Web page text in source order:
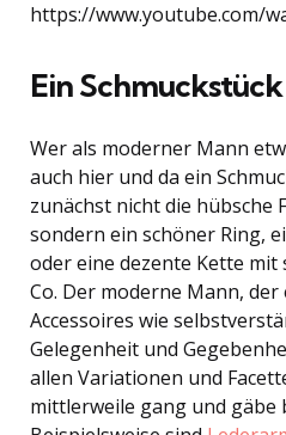
https://www.youtube.com/
Ein
Wer als moderner Mann
auch hier und da ein
zunächst nicht die hübsche
sondern ein schöner Ring,
oder eine dezente Kette
Co. Der moderne Mann,
Accessoires wie
Gelegenheit und
allen Variationen und
mittlerweile gang und gäbe